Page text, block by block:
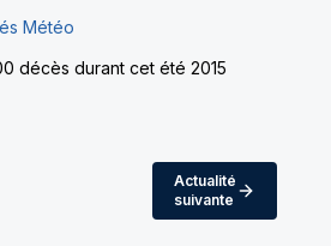
Météo
décès durant cet été 2015
Actualité
suivante